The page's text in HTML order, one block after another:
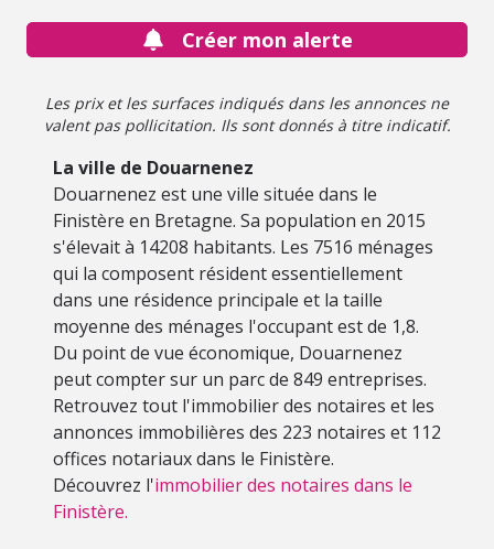
Créer mon alerte
Les prix et les surfaces indiqués dans les annonces ne
valent pas pollicitation. Ils sont donnés à titre indicatif.
La ville de Douarnenez
Douarnenez est une ville située dans le
Finistère en Bretagne. Sa population en 2015
s'élevait à 14208 habitants. Les 7516 ménages
qui la composent résident essentiellement
dans une résidence principale et la taille
moyenne des ménages l'occupant est de 1,8.
Du point de vue économique, Douarnenez
peut compter sur un parc de 849 entreprises.
Retrouvez tout l'immobilier des notaires et les
annonces immobilières des 223 notaires et 112
offices notariaux dans le Finistère.
Découvrez l'immobilier des notaires dans le
Finistère.